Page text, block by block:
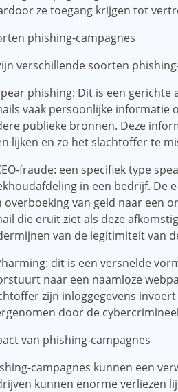
ze toegang krijgen tot
phishing-campagnes
verschillende soorten
phishing: Dit is een
vaak persoonlijke informatie
publieke bronnen. Deze
lijken en zo het slachtoffer te
fraude: een specifiek type
in een bedrijf. De
​​overboeking van geld naar een
die eruit ziet als deze
van de legitimiteit van
dit is een versnelde
naar een naamloze
zijn inloggegevens
door de
van phishing-campagnes
campagnes kunnen een
kunnen enorme verliezen